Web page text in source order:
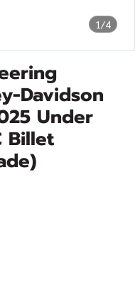
1/4
Davidson
Under
Billet